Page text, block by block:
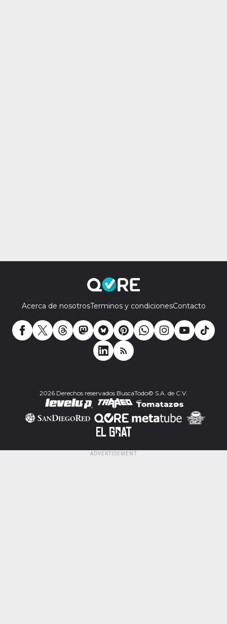
Acerca de nosotrosTerminos y condicionesContacto
2026 Derechos reservados BuscaTodo© S.A. de C.V.